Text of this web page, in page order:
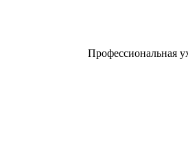
Профессиональная